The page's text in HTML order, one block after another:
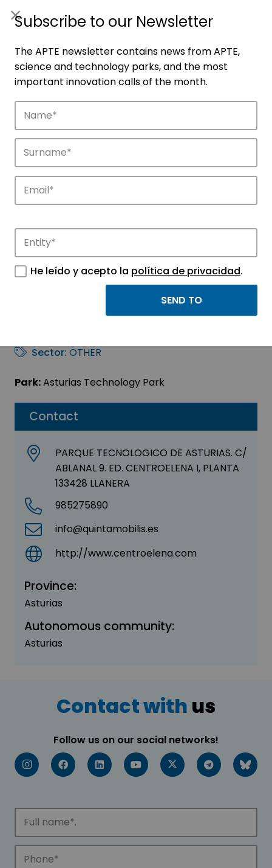
Companies
Discover the companies that drive
innovation in APTE’s parks.
Contact
PARQUE TECNOLOGICO DE ASTURIAS. C/
ABLANAL 9. ED. CENTROELENA I, PLANTA
133428 LLANERA
985275890
info@quintamobilis.es
http://www.centroelena.com
Province:
Asturias
Autonomous community:
Asturias
QUINTA MOBILIS, S.L.
(CENTROELENA)
Sector: OTHER
Park:Asturias Technology Park
Contact with us
Follow us on our social networks!
Subscribe to our Newsletter
The APTE newsletter contains news from APTE,
science and technology parks, and the most
important innovation calls of the month.
He leído y acepto la política de privacidad.